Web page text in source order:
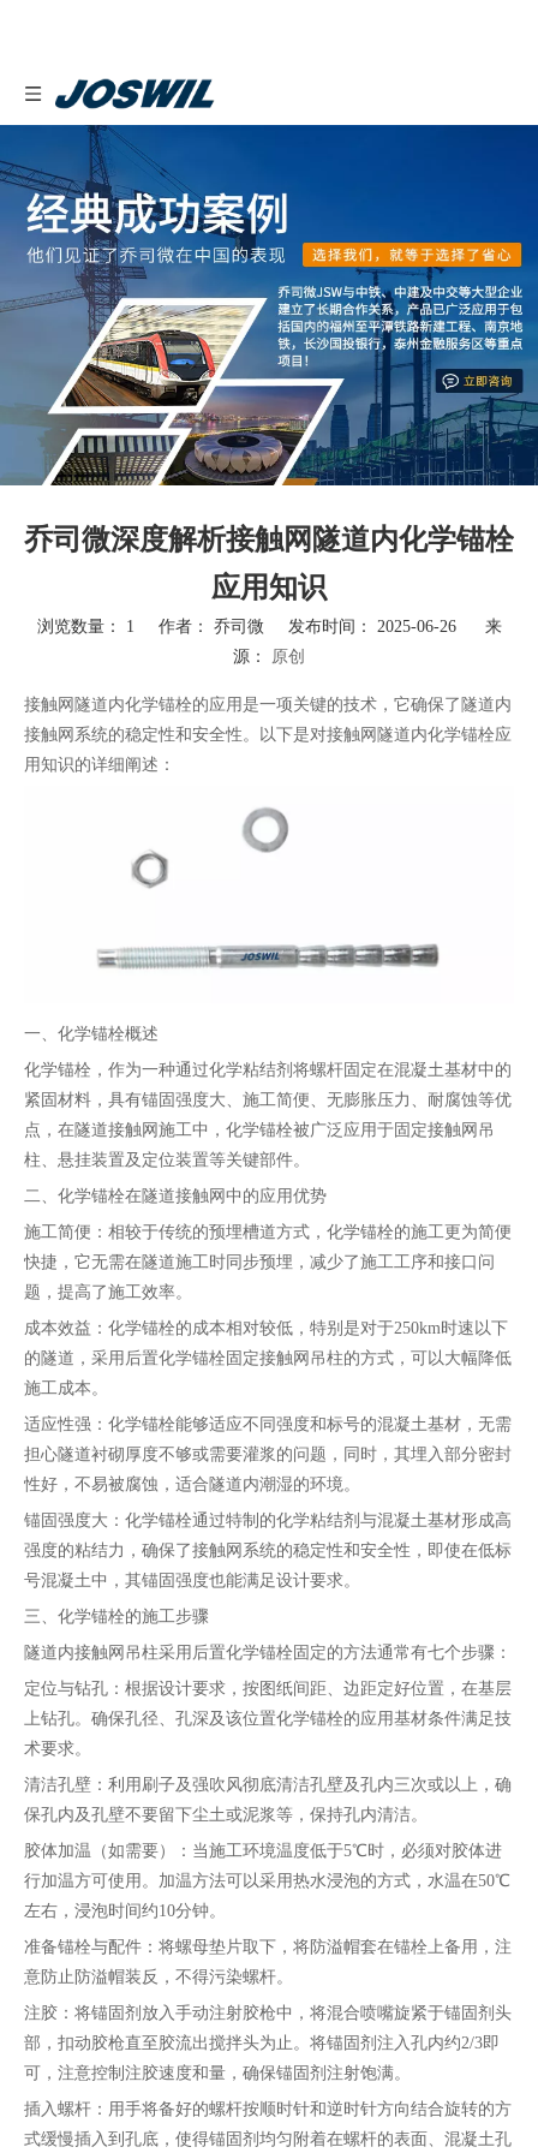
乔司微深度解析接触网隧道内化学锚栓
应用知识
浏览数量： 1 作者： 乔司微 发布时间： 2025-06-26 来
源： 原创
["wechat","weibo","qzone","douban","email"]
接触网隧道内化学锚栓的应用是一项关键的技术，它确保了隧道内
接触网系统的稳定性和安全性。以下是对接触网隧道内化学锚栓应
用知识的详细阐述：
一、化学锚栓概述
化学锚栓，作为一种通过化学粘结剂将螺杆固定在混凝土基材中的
紧固材料，具有锚固强度大、施工简便、无膨胀压力、耐腐蚀等优
点，在隧道接触网施工中，化学锚栓被广泛应用于固定接触网吊
柱、悬挂装置及定位装置等关键部件。
二、化学锚栓在隧道接触网中的应用优势
施工简便：相较于传统的预埋槽道方式，化学锚栓的施工更为简便
快捷，它无需在隧道施工时同步预埋，减少了施工工序和接口问
题，提高了施工效率。
成本效益：化学锚栓的成本相对较低，特别是对于250km时速以下
的隧道，采用后置化学锚栓固定接触网吊柱的方式，可以大幅降低
施工成本。
适应性强：化学锚栓能够适应不同强度和标号的混凝土基材，无需
担心隧道衬砌厚度不够或需要灌浆的问题，同时，其埋入部分密封
性好，不易被腐蚀，适合隧道内潮湿的环境。
锚固强度大：化学锚栓通过特制的化学粘结剂与混凝土基材形成高
强度的粘结力，确保了接触网系统的稳定性和安全性，即使在低标
号混凝土中，其锚固强度也能满足设计要求。
三、化学锚栓的施工步骤
隧道内接触网吊柱采用后置化学锚栓固定的方法通常有七个步骤：
定位与钻孔：根据设计要求，按图纸间距、边距定好位置，在基层
上钻孔。确保孔径、孔深及该位置化学锚栓的应用基材条件满足技
术要求。
清洁孔壁：利用刷子及强吹风彻底清洁孔壁及孔内三次或以上，确
保孔内及孔壁不要留下尘土或泥浆等，保持孔内清洁。
胶体加温（如需要）：当施工环境温度低于5℃时，必须对胶体进
行加温方可使用。加温方法可以采用热水浸泡的方式，水温在50℃
左右，浸泡时间约10分钟。
准备锚栓与配件：将螺母垫片取下，将防溢帽套在锚栓上备用，注
意防止防溢帽装反，不得污染螺杆。
注胶：将锚固剂放入手动注射胶枪中，将混合喷嘴旋紧于锚固剂头
部，扣动胶枪直至胶流出搅拌头为止。将锚固剂注入孔内约2/3即
可，注意控制注胶速度和量，确保锚固剂注射饱满。
插入螺杆：用手将备好的螺杆按顺时针和逆时针方向结合旋转的方
式缓慢插入到孔底，使得锚固剂均匀附着在螺杆的表面、混凝土孔